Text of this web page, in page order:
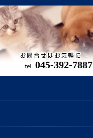
045-392-7887